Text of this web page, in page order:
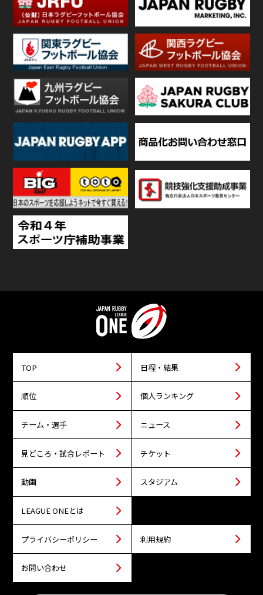
TOP 日程・結果
順位 個人ランキング
チーム・選手 ニュース
見どころ・試合レポート チケット
動画 スタジアム
LEAGUE ONEとは
プライバシーポリシー 利用規約
お問い合わせ